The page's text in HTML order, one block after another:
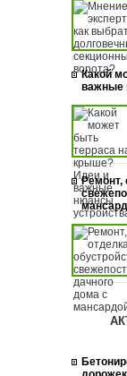
Какой
важные
Ремонт,